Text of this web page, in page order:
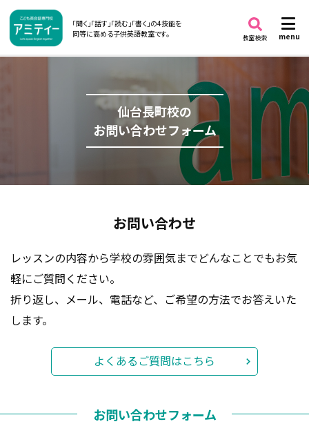
「聞く」「話す」「読む」「書く」の4技能を
同等に高める子供英語教室です。
menu
教室検索
仙台長町校の
お問い合わせフォーム
お問い合わせ
レッスンの内容から学校の雰囲気までどんなことでもお気
軽にご質問ください。
折り返し、メール、電話など、ご希望の方法でお答えいた
します。
よくあるご質問はこちら
お問い合わせフォーム